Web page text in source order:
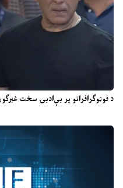
د فوټوګرافرانو پر بې‌ادبۍ سخت